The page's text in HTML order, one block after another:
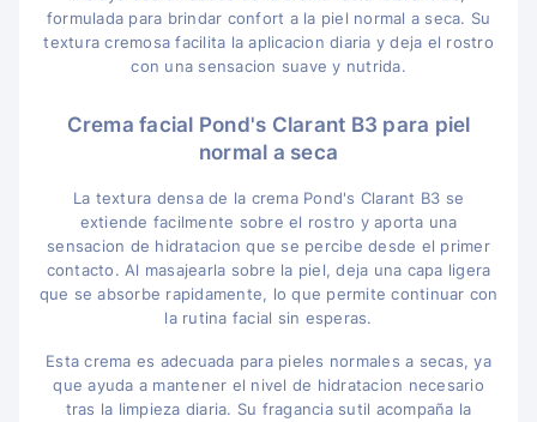
formulada para brindar confort a la piel normal a seca. Su
textura cremosa facilita la aplicacion diaria y deja el rostro
con una sensacion suave y nutrida.
Crema facial Pond's Clarant B3 para piel
normal a seca
La textura densa de la crema Pond's Clarant B3 se
extiende facilmente sobre el rostro y aporta una
sensacion de hidratacion que se percibe desde el primer
contacto. Al masajearla sobre la piel, deja una capa ligera
que se absorbe rapidamente, lo que permite continuar con
la rutina facial sin esperas.
Esta crema es adecuada para pieles normales a secas, ya
que ayuda a mantener el nivel de hidratacion necesario
tras la limpieza diaria. Su fragancia sutil acompaña la